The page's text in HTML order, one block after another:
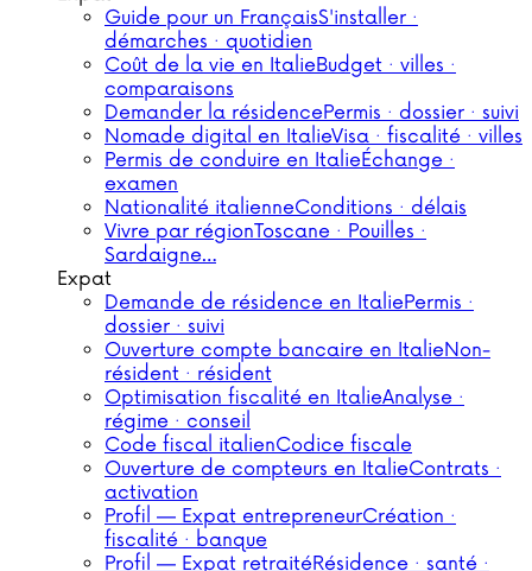
Guide pour un FrançaisS'installer ·
démarches · quotidien
Coût de la vie en ItalieBudget · villes ·
comparaisons
Demander la résidencePermis · dossier · suivi
Nomade digital en ItalieVisa · fiscalité · villes
Permis de conduire en ItalieÉchange ·
examen
Nationalité italienneConditions · délais
Vivre par régionToscane · Pouilles ·
Sardaigne…
Expat
Demande de résidence en ItaliePermis ·
dossier · suivi
Ouverture compte bancaire en ItalieNon-
résident · résident
Optimisation fiscalité en ItalieAnalyse ·
régime · conseil
Code fiscal italienCodice fiscale
Ouverture de compteurs en ItalieContrats ·
activation
Profil — Expat entrepreneurCréation ·
fiscalité · banque
Profil — Expat retraitéRésidence · santé ·